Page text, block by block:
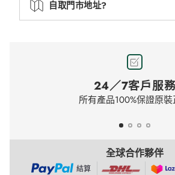
自取門市地址?
24／7客戶服務
所有產品100%保證原裝
全球合作夥伴
結算